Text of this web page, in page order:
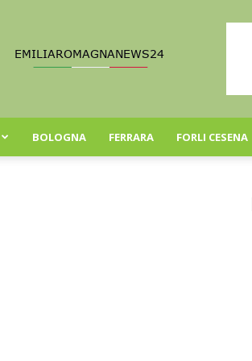
Romagna
BOLOGNA FERRARA FORLI CESENA